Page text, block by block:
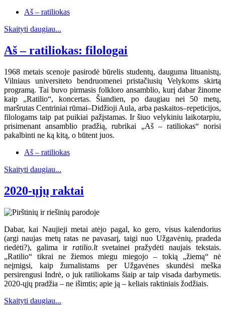
Aš – ratiliokas
Skaityti daugiau...
Aš – ratiliokas: filologai
1968 metais scenoje pasirodė būrelis studentų, dauguma lituanistų,
Vilniaus universiteto bendruomenei pristačiusių Velykoms skirtą
programą. Tai buvo pirmasis folkloro ansamblio, kurį dabar žinome
kaip „Ratilio“, koncertas. Šiandien, po daugiau nei 50 metų,
maršrutas Centriniai rūmai–Didžioji Aula, arba paskaitos–repeticijos,
filologams taip pat puikiai pažįstamas. Ir šiuo velykiniu laikotarpiu,
prisimenant ansamblio pradžią, rubrikai „Aš – ratiliokas“ norisi
pakalbinti ne ką kitą, o būtent juos.
Aš – ratiliokas
Skaityti daugiau...
2020-ųjų raktai
Dabar, kai Naujieji metai atėjo pagal, ko gero, visus kalendorius
(argi naujas metų ratas ne pavasarį, taigi nuo Užgavėnių, pradeda
riedėti?), galima ir ratilio.ltsvetainei pražydėti naujais tekstais.
„Ratilio“ tikrai ne žiemos miegu miegojo – tokią „žiemą“ nė
neįmigsi, kaip žurnalistams per Užgavėnes skundėsi meška
persirengusi Indrė, o juk ratiliokams šiaip ar taip visada darbymetis.
2020-ųjų pradžia – ne išimtis; apie ją – keliais raktiniais žodžiais.
Skaityti daugiau...